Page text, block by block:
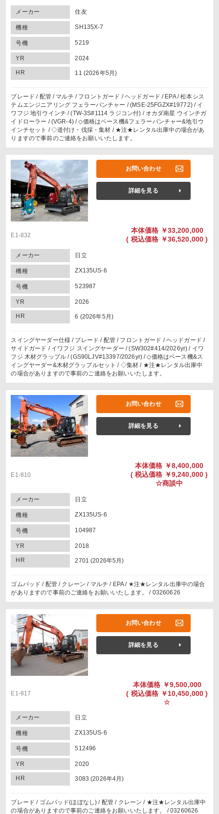
メーカー 住友
機種 SH135X-7
号機 5219
YR 2024
HR 11 (2026年5月)
ブレード / 配管 / マルチ / フロントガード / ヘッドガード / EPA / 松本シス
テムエンジニアリング フェラーバンチャー / (MSE-25FGZX#19772) / イ
ワフジ 地引ウインチ / (TW-3S#1114 ラジコン付) / オカダ南星 ウインチガ
イドローラー / (VGR-4) / ◇価格はベース機&フェラーバンチャー&地引ウ
インチセット / ◇道付け・伐採・集材 / ★注★レンタル出庫中の場合があ
りますので事前のご連絡をお願いいたします。
お問い合わせ
詳細を見る
E1-832
本体価格 ￥33,200,000
( 税込価格 ￥36,520,000 )
メーカー 日立
機種 ZX135US-6
号機 523987
YR 2026
HR 6 (2026年5月)
スイングヤーダー仕様 / ブレード / 配管 / フロントガード / ヘッドガード /
サイドガード / イワフジ スイングヤーダー / (SW302#414/2026yr) / イワ
フジ 木材グラップル / (GS90LJV#13397/2026yr) / ◇価格はベース機&ス
イングヤーダー&木材グラップルセット / ◇集材 / ★注★レンタル出庫中
の場合がありますので事前のご連絡をお願いいたします。
お問い合わせ
詳細を見る
E1-810
本体価格 ￥8,400,000
( 税込価格 ￥9,240,000 )
☆商談中
メーカー 日立
機種 ZX135US-6
号機 104987
YR 2018
HR 2701 (2026年5月)
ゴムパッド / 配管 / クレーン / マルチ / EPA / ★注★レンタル出庫中の場合
がありますので事前のご連絡をお願いいたします。 / 03260626
お問い合わせ
詳細を見る
E1-817
本体価格 ￥9,500,000
( 税込価格 ￥10,450,000 )
☆
メーカー 日立
機種 ZX135US-6
号機 512496
YR 2020
HR 3083 (2026年4月)
ブレード / ゴムパッド(ほぼなし) / 配管 / クレーン / ★注★レンタル出庫中
の場合がありますので事前のご連絡をお願いいたします。 / 03260626